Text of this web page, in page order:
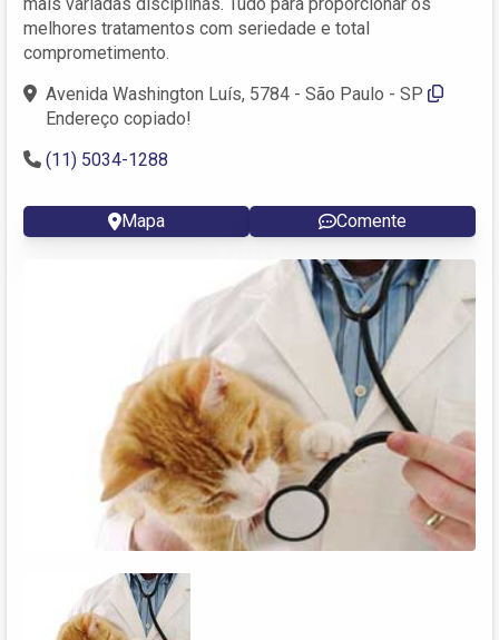
melhores tratamentos com seriedade e total
comprometimento.
Avenida Washington Luís, 5784 - São Paulo - SP
Endereço copiado!
(11) 5034-1288
Mapa Comente